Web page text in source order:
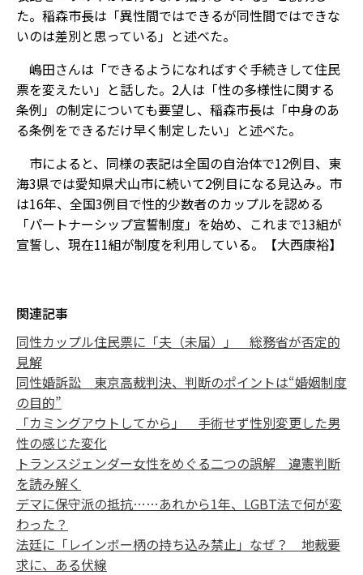
た。稲森市長は「異性間ではできるが同性間ではできな
いのは差別と思っている」と述べた。
嶋田さんは「できるようになればすぐ手続きして住民
票を変えたい」と話した。2人は「性の多様性に関する
条例」の制定についても要望し、稲森市長は「中身のあ
る条例をできるだけ早く制定したい」と述べた。
市によると、同様の表記は全国の自治体で12例目、東
海3県では愛知県犬山市に続いて2例目になる見込み。市
は16年、全国3例目で性的少数者のカップルを認める
「パートナーシップ宣誓制度」を始め、これまで13組が
宣誓し、現在11組が制度を利用している。【大西康裕】
関連記事
同性カップル住民票に「夫（未届）」 総務省が否定的
見解
同性婚訴訟 東京高裁判決、判断のポイントは“婚姻制度
の目的”
「カミングアウトしてから」 手術せず性別変更した男
性の感じた変化
トランスジェンダー女性をめぐる二つの誤解 違憲判断
を読み解く
デマに保守派の抵抗……あれから1年、LGBT法で何が変
わった？
法廷に「レインボー柄の持ち込み禁止」なぜ？ 地裁要
求に、ある伏線